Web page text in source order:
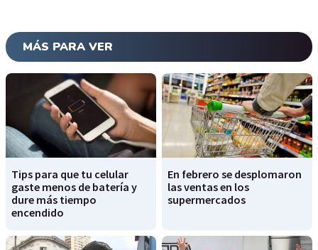
MÁS PARA VER
Tips para que tu celular
gaste menos de batería y
dure más tiempo
encendido
En febrero se desplomaron
las ventas en los
supermercados